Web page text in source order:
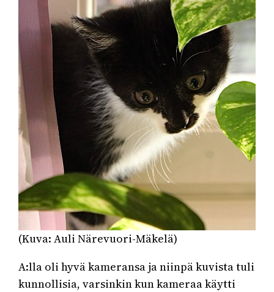
(Kuva: Auli Närevuori-Mäkelä)
A:lla oli hyvä kameransa ja niinpä kuvista tuli
kunnollisia, varsinkin kun kameraa käytti